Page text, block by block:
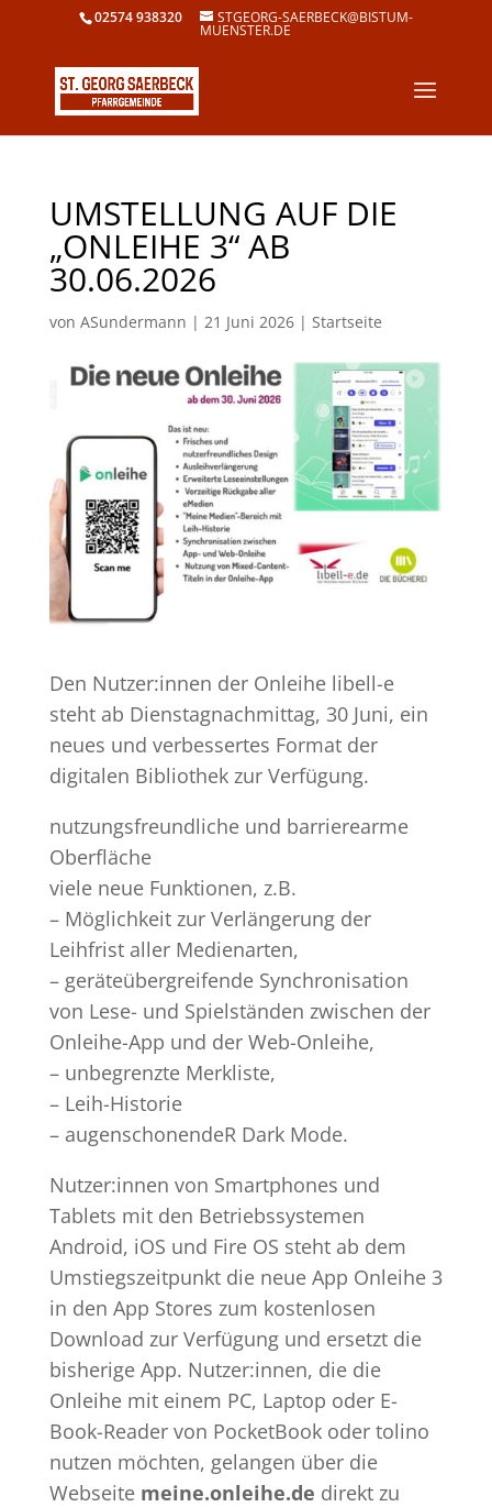
02574 938320 STGEORG-SAERBECK@BISTUM-
MUENSTER.DE
UMSTELLUNG AUF DIE
„ONLEIHE 3“ AB
30.06.2026
von ASundermann | 21 Juni 2026| Startseite
Den Nutzer:innen der Onleihe libell-e
steht ab Dienstagnachmittag, 30 Juni, ein
neues und verbessertes Format der
digitalen Bibliothek zur Verfügung.
nutzungsfreundliche und barrierearme
Oberfläche
viele neue Funktionen, z.B.
– Möglichkeit zur Verlängerung der
Leihfrist aller Medienarten,
– geräteübergreifende Synchronisation
von Lese- und Spielständen zwischen der
Onleihe-App und der Web-Onleihe,
– unbegrenzte Merkliste,
– Leih-Historie
– augenschonendeR Dark Mode.
Nutzer:innen von Smartphones und
Tablets mit den Betriebssystemen
Android, iOS und Fire OS steht ab dem
Umstiegszeitpunkt die neue App Onleihe 3
in den App Stores zum kostenlosen
Download zur Verfügung und ersetzt die
bisherige App. Nutzer:innen, die die
Onleihe mit einem PC, Laptop oder E-
Book-Reader von PocketBook oder tolino
nutzen möchten, gelangen über die
Webseite meine.onleihe.de direkt zu